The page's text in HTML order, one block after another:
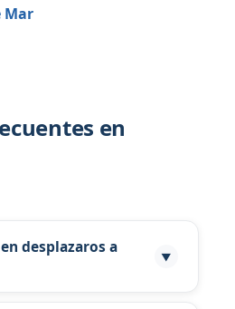
Mar
en
desplazaros a
▼